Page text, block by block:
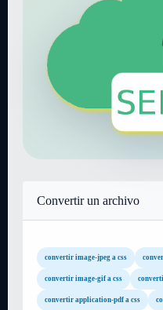
Convertir un archivo
convertir image-jpeg a css
convertir image-gif a css
convertir application-pdf a css